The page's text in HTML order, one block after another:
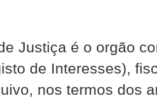
Justiça é o orgão
de Interesses),
nos termos dos